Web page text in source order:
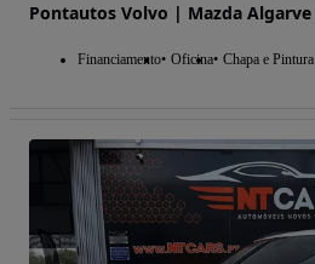
Pontautos Volvo | Mazda Algarve
Financiamento Oficina Chapa e Pintura